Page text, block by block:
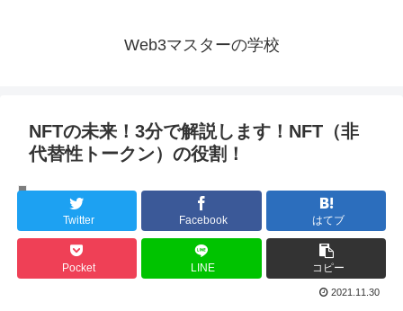
Web3マスターの学校
NFTの未来！3分で解説します！NFT（非
代替性トークン）の役割！
イーサリアム
Twitter Facebook はてブ
Pocket LINE コピー
2021.11.30